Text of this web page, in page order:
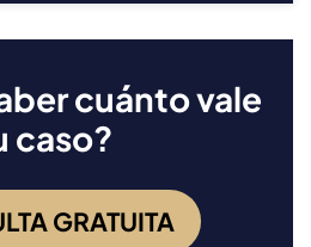
cuánto vale
caso?
GRATUITA